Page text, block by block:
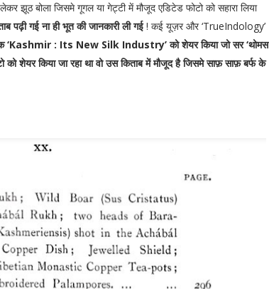
झूठ बोला जिसमे गूगल या गेट्टी में मौजूद एडिटेड फोटो को सहारा लिया
पढ़ी गई ना ही भूत की जानकारी ली गई! कई यूज़र और ‘TrueIndology’
‘Kashmir : Its New Silk Industry’ को शेयर किया जो सर ‘थोमस
को शेयर किया जा रहा था वो उस किताब में मौजूद है जिसमे साफ़ साफ़ बर्फ के